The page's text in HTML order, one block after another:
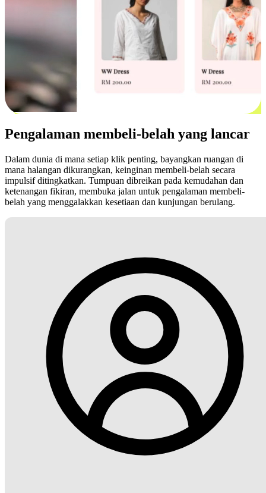
Pengalaman membeli-belah yang lancar
Dalam dunia di mana setiap klik penting, bayangkan ruangan di
mana halangan dikurangkan, keinginan membeli-belah secara
impulsif ditingkatkan. Tumpuan dibreikan pada kemudahan dan
ketenangan fikiran, membuka jalan untuk pengalaman membeli-
belah yang menggalakkan kesetiaan dan kunjungan berulang.